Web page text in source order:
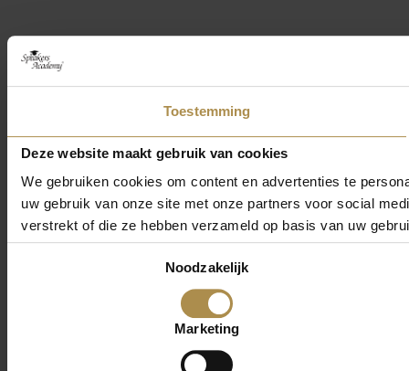
Toestemming
Deze website maakt gebruik van cookies
We gebruiken cookies om content en advertenties te
uw gebruik van onze site met onze partners voor social
verstrekt of die ze hebben verzameld op basis van uw
Noodzakelijk
Marketing